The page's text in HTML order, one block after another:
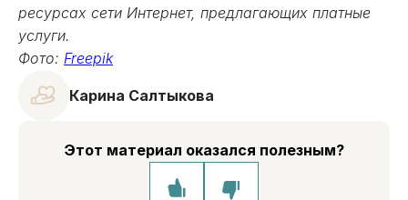
ресурсах сети Интернет, предлагающих платные
услуги.
Фото: Freepik
Карина Салтыкова
Этот материал оказался полезным?